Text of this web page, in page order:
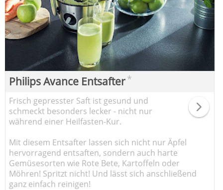
Philips Avance Entsafter*
Frisch gepresster Saft ist gesund und
schmeckt besonders lecker - nicht nur
während einer Heilfasten-Kur.
Mit diesem Entsafter lassen sich nicht nur Äpfel
hervorragend entsaften, sondern auch harte
Gemüsesorten wie Rote Bete, Kartoffeln oder
Möhren! Spritzt nicht! Und lässt sich anschließend
ganz einfach reinigen!